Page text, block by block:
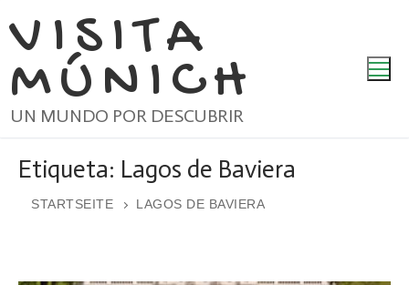
al
contenido
VISITA
MÚNICH
UN MUNDO POR DESCUBRIR
Etiqueta: Lagos de Baviera
STARTSEITE LAGOS DE BAVIERA